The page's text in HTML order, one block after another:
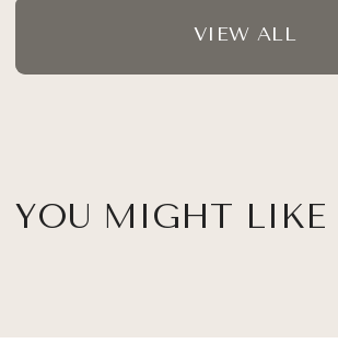
VIEW ALL
YOU MIGHT LIKE